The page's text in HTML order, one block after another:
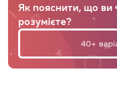
Як пояснити, що ви
розумієте?
40+